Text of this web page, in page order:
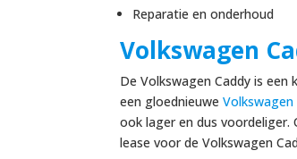
Reparatie en onderhoud
Volkswagen
De Volkswagen Caddy is
een gloednieuweVolkswagen
ook lager en dus voordeliger.
lease voor de Volkswagen